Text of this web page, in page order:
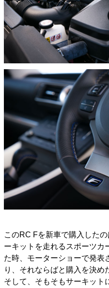
このRC Fを新車で購入した
ーキットを走れるスポーツカ
た時、モーターショーで発表
り、それならばと購入を決め
そして、そもそもサーキット